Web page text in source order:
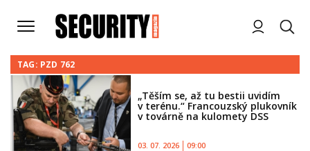
TAG: PZD 762
„Těším se, až tu bestii uvidím
v terénu.“ Francouzský plukovník
v továrně na kulomety DSS
03. 07. 2026 09:00